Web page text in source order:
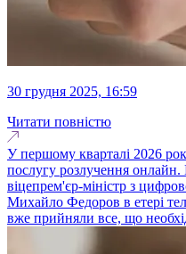
30 грудня 2025, 16:59
Читати повністю
У першому кварталі 2026
послугу розлучення
віцепрем'єр-міністр з
Михайло Федоров в етері
вже прийняли все, що